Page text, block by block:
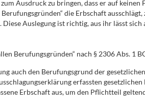
Ausdruck zu bringen, dass er auf
die Erbschaft
Auslegung ist richtig, aus ihr lässt
Berufungsgründen“ nach § 2306 Abs. 1
auch den Berufungsgrund der
erfassten
Erbschaft aus, um den Pflichtteil